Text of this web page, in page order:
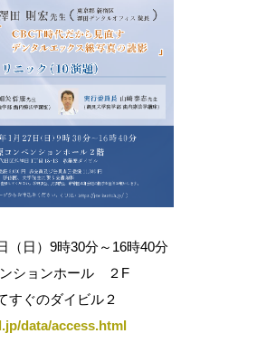
日）9時30分～16時40分
ションホール ２F
すぐのダイビル２
data/access.html